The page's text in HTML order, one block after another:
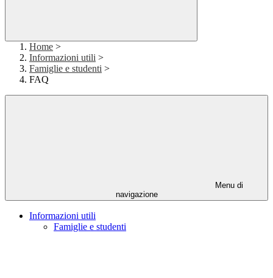
Home >
Informazioni utili >
Famiglie e studenti >
FAQ
Menu di
navigazione
Informazioni utili
Famiglie e studenti